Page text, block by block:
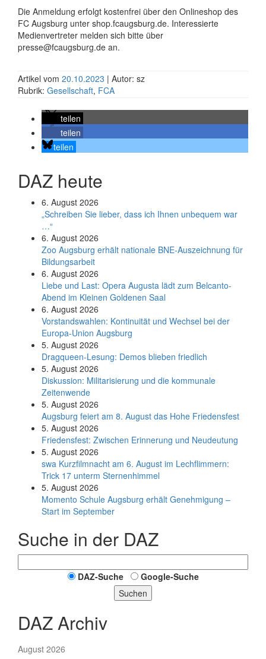
Die Anmeldung erfolgt kostenfrei über den Onlineshop des
FC Augsburg unter shop.fcaugsburg.de. Interessierte
Medienvertreter melden sich bitte über
presse@fcaugsburg.de an.
Artikel vom 20.10.2023 | Autor: sz
Rubrik: Gesellschaft, FCA
teilen
teilen
teilen
DAZ heute
6. August 2026
„Schreiben Sie lieber, dass ich Ihnen unbequem war
…“
6. August 2026
Zoo Augsburg erhält nationale BNE-Auszeichnung für
Bildungsarbeit
6. August 2026
Liebe und Last: Opera Augusta lädt zum Belcanto-
Abend im Kleinen Goldenen Saal
6. August 2026
Vorstandswahlen: Kontinuität und Wechsel bei der
Europa-Union Augsburg
5. August 2026
Dragqueen-Lesung: Demos blieben friedlich
5. August 2026
Diskussion: Mi­li­ta­ri­sie­rung und die kommunale
Zeitenwende
5. August 2026
Augsburg feiert am 8. August das Hohe Friedensfest
5. August 2026
Friedensfest: Zwischen Erinnerung und Neudeutung
5. August 2026
swa Kurz­film­nacht am 6. August im Lech­flim­mern:
Trick 17 unterm Sternen­himmel
5. August 2026
Momento Schule Augsburg erhält Genehmigung –
Start im September
Suche in der DAZ
DAZ-Suche
Google-Suche
Suchen
DAZ Archiv
August 2026